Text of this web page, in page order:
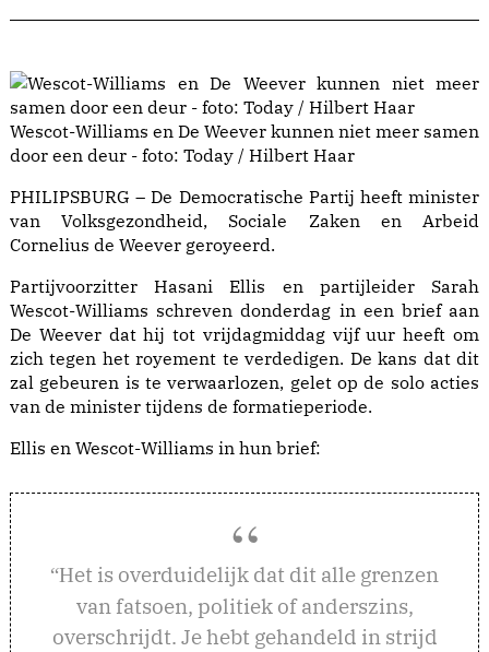
Wescot-Williams en De Weever kunnen niet meer samen
door een deur - foto: Today / Hilbert Haar
PHILIPSBURG – De Democratische Partij heeft minister
van Volksgezondheid, Sociale Zaken en Arbeid
Cornelius de Weever geroyeerd.
Partijvoorzitter Hasani Ellis en partijleider Sarah
Wescot-Williams schreven donderdag in een brief aan
De Weever dat hij tot vrijdagmiddag vijf uur heeft om
zich tegen het royement te verdedigen. De kans dat dit
zal gebeuren is te verwaarlozen, gelet op de solo acties
van de minister tijdens de formatieperiode.
Ellis en Wescot-Williams in hun brief:
“Het is overduidelijk dat dit alle grenzen
van fatsoen, politiek of anderszins,
overschrijdt. Je hebt gehandeld in strijd